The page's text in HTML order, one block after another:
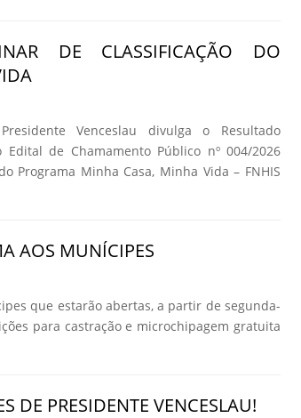
DE CLASSIFICAÇÃO DO
Venceslau divulga o Resultado
de Chamamento Público nº 004/2026
Programa Minha Casa, Minha Vida – FNHIS
AOS MUNÍCIPES
que estarão abertas, a partir de segunda-
para castração e microchipagem gratuita
DE PRESIDENTE VENCESLAU!